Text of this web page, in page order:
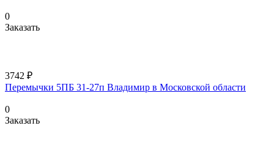
0
Заказать
3742 ₽
Перемычки 5ПБ 31-27п Владимир в Московской области
0
Заказать